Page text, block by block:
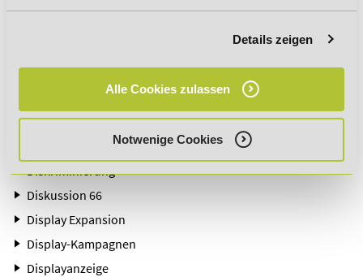
Details zeigen
Alle Cookies zulassen
Notwenige Cookies
Discounted-Cash-Flow-Verfahren
Discovery
Diskriminierung
Diskussion 66
Display Expansion
Display-Kampagnen
Displayanzeige